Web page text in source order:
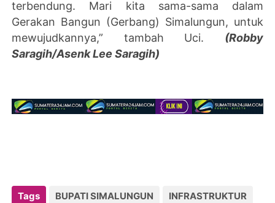
terbendung. Mari kita sama-sama dalam
Gerakan Bangun (Gerbang) Simalungun, untuk
mewujudkannya,” tambah Uci. (Robby
Saragih/Asenk Lee Saragih)
Tags BUPATI SIMALUNGUN
INFRASTRUKTUR